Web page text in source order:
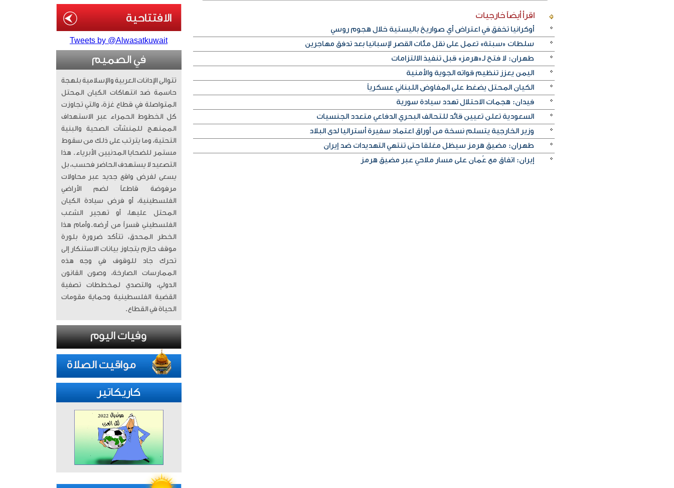
اقرأ أيضاًخارجيات
أوكرانيا تخفق في اعتراض أي صواريخ باليستية خلال هجوم روسي
سلطات «سبتة» تعمل على نقل مئات القصر لإسبانيا بعد تدفق مهاجرين
طهران: لا فتح لـ«هرمز» قبل تنفيذ الالتزامات
اليمن يعزز تنظيم قواته الجوية والأمنية
الكيان المحتل يضغط على المفاوض اللبناني عسكرياً
فيدان: هجمات الاحتلال تهدد سيادة سورية
السعودية تعلن تعيين قائد للتحالف البحري الدفاعي متعدد الجنسيات
وزير الخارجية يتسلم نسخة من أوراق اعتماد سفيرة أستراليا لدى البلاد
طهران: مضيق هرمز سيظل مغلقا حتى تنتهي التهديدات ضد إيران
إيران: اتفاق مع عُمان على مسار ملاحي عبر مضيق هرمز
Tweets by @Alwasatkuwait
في الصميم
تتوالى الإدانات العربية والإسلامية بلهجة
حاسمة ضد انتهاكات الكيان المحتل
المتواصلة في قطاع غزة، والتي تجاوزت
كل الخطوط الحمراء عبر الاستهداف
الممنهج للمنشآت الصحية والبنية
التحتية، وما يترتب على ذلك من سقوط
مستمر للضحايا المدنيين الأبرياء. ​ هذا
التصعيد لا يستهدف الحاضر فحسب، بل
يسعى لفرض واقع جديد عبر محاولات
مرفوضة قاطعاً لضم الأراضي
الفلسطينية، أو فرض سيادة الكيان
المحتل عليها، أو تهجير الشعب
الفلسطيني قسراً من أرضه. ​وأمام هذا
الخطر المحدق، تتأكد ضرورة بلورة
موقف حازم يتجاوز بيانات الاستنكار إلى
تحرك جاد للوقوف في وجه هذه
الممارسات الصارخة، وصون القانون
الدولي، والتصدي لمخططات تصفية
القضية الفلسطينية وحماية مقومات
الحياة في القطاع.
كاريكاتير